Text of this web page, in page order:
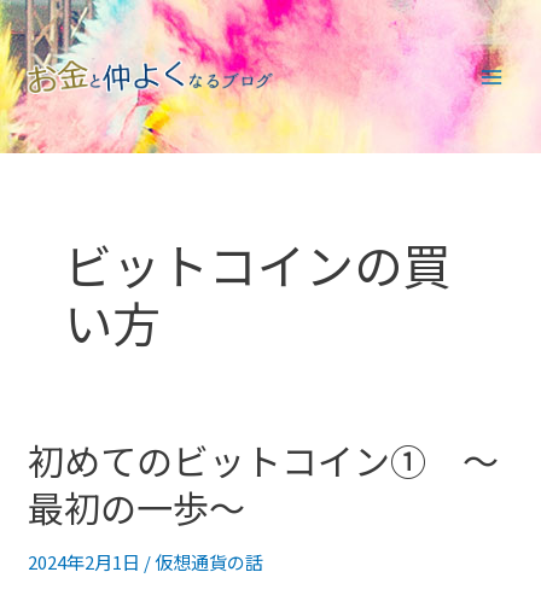
内
容
を
ス
キ
Main
ビットコインの買
い方
初めてのビットコイン① ～
最初の一歩～
2024年2月1日 /仮想通貨の話
初
め
て